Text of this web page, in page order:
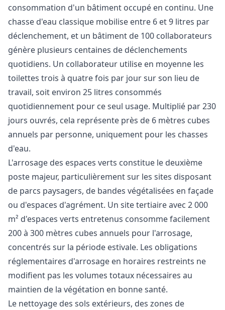
consommation d'un bâtiment occupé en continu. Une
chasse d'eau classique mobilise entre 6 et 9 litres par
déclenchement, et un bâtiment de 100 collaborateurs
génère plusieurs centaines de déclenchements
quotidiens. Un collaborateur utilise en moyenne les
toilettes trois à quatre fois par jour sur son lieu de
travail, soit environ 25 litres consommés
quotidiennement pour ce seul usage. Multiplié par 230
jours ouvrés, cela représente près de 6 mètres cubes
annuels par personne, uniquement pour les chasses
d'eau.
L'arrosage des espaces verts constitue le deuxième
poste majeur, particulièrement sur les sites disposant
de parcs paysagers, de bandes végétalisées en façade
ou d'espaces d'agrément. Un site tertiaire avec 2 000
m² d'espaces verts entretenus consomme facilement
200 à 300 mètres cubes annuels pour l'arrosage,
concentrés sur la période estivale. Les obligations
réglementaires d'arrosage en horaires restreints ne
modifient pas les volumes totaux nécessaires au
maintien de la végétation en bonne santé.
Le nettoyage des sols extérieurs, des zones de